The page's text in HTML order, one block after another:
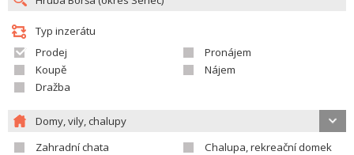
Typ inzerátu
Prodej
Pronájem
Koupě
Nájem
Dražba
Domy, vily, chalupy
Zahradní chata
Chalupa, rekreační domek